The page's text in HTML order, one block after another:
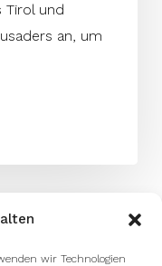
wir Technologien
Tirol und
an, um